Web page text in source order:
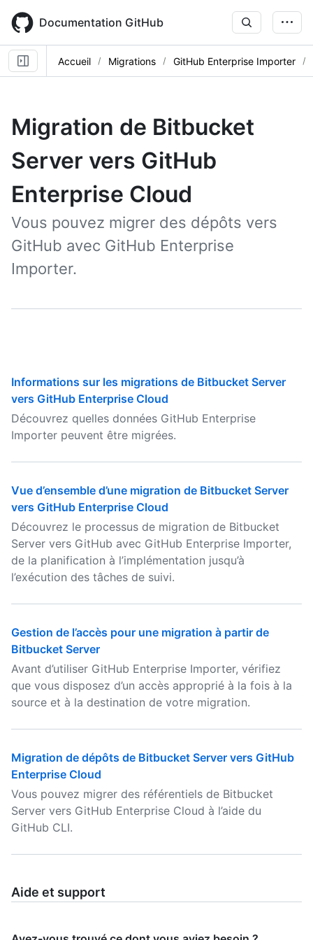
main
content
Documentation GitHub
Accueil Migrations GitHub Enterprise Importer
Migration de Bitbucket
Server vers GitHub
Enterprise Cloud
Vous pouvez migrer des dépôts vers
GitHub avec GitHub Enterprise
Importer.
Informations sur les migrations de Bitbucket Server
vers GitHub Enterprise Cloud
Découvrez quelles données GitHub Enterprise
Importer peuvent être migrées.
Vue d’ensemble d’une migration de Bitbucket Server
vers GitHub Enterprise Cloud
Découvrez le processus de migration de Bitbucket
Server vers GitHub avec GitHub Enterprise Importer,
de la planification à l’implémentation jusqu’à
l’exécution des tâches de suivi.
Gestion de l’accès pour une migration à partir de
Bitbucket Server
Avant d’utiliser GitHub Enterprise Importer, vérifiez
que vous disposez d’un accès approprié à la fois à la
source et à la destination de votre migration.
Migration de dépôts de Bitbucket Server vers GitHub
Enterprise Cloud
Vous pouvez migrer des référentiels de Bitbucket
Server vers GitHub Enterprise Cloud à l’aide du
GitHub CLI.
Aide et support